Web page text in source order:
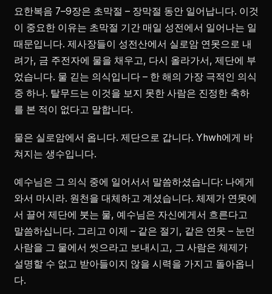
요한복음 7–9장은 초막절 – 장막절 동안 일어납니다. 이것
이 중요한 이유는 초막절 기간 매일 성전에서 일어나는 일
때문입니다. 제사장들이 성전산에서 실로암 연못으로 내
려가, 금 주전자에 물을 채우고, 다시 올라가서, 제단에 부
었습니다. 물 긷는 의식입니다 – 한 해의 가장 극적인 의식
중 하나. 탈무드는 이것을 보지 못한 사람은 진정한 축하
를 본 적이 없다고 말합니다.
물은 실로암에서 옵니다. 제단으로 갑니다. Yhwh에게 바
쳐지는 생수입니다.
예수님은 그 의식 중에 일어서서 말씀하셨습니다: 나에게
와서 마시라. 원천을 대체하고 계셨습니다. 체제가 연못에
서 끌어 제단에 붓는 물, 예수님은 자신에게서 흐른다고
말씀하십니다. 그리고 이제 – 같은 절기, 같은 연못 – 눈먼
사람을 그 물에서 씻으라고 보내시고, 그 사람은 체제가
설명할 수 없고 받아들이지 않을 시력을 가지고 돌아옵니
다.